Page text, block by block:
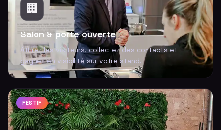
🏢
Salon & porte ouverte
Attirez les visiteurs, collectez des contacts et
gagnez en visibilité sur votre stand.
FESTIF